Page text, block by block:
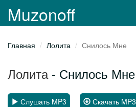
Muzonoff
Главная Лолита Снилось Мне
Лолита- Снилось Мне
Слушать MP3 Скачать MP3